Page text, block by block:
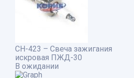
СН-423 – Свеча зажигания
искровая ПЖД-30
В ожидании